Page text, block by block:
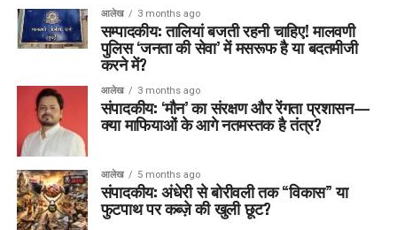
आलेख 3 months ago
सम्पादकीय: तालियां बजती रहनी चाहिए! मालवणी
पुलिस ‘जनता की सेवा’ में मसरूफ है या बदतमीजी
करने में?
आलेख 3 months ago
संपादकीय: ‘मौन’ का संरक्षण और रेंगता प्रशासन—
क्या माफियाओं के आगे नतमस्तक है तंत्र?
आलेख 5 months ago
संपादकीय: अंधेरी से बोरीवली तक “विकास” या
फुटपाथ पर कब्ज़े की खुली छूट?